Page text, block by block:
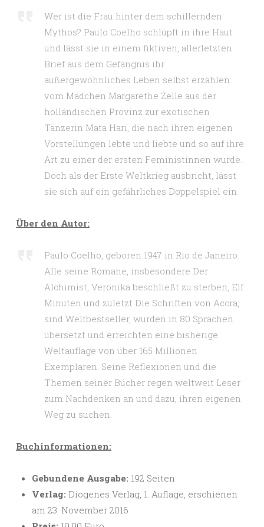
Wer ist die Frau hinter dem schillernden
Mythos? Paulo Coelho schlüpft in ihre Haut
und lässt sie in einem fiktiven, allerletzten
Brief aus dem Gefängnis ihr
außergewöhnliches Leben selbst erzählen:
vom Mädchen Margarethe Zelle aus der
holländischen Provinz zur exotischen
Tänzerin Mata Hari, die nach ihren eigenen
Vorstellungen lebte und liebte und so auf ihre
Art zu einer der ersten Feministinnen wurde.
Doch als der Erste Weltkrieg ausbricht, lässt
sie sich auf ein gefährliches Doppelspiel ein.
Über den Autor:
Paulo Coelho, geboren 1947 in Rio de Janeiro.
Alle seine Romane, insbesondere Der
Alchimist, Veronika beschließt zu sterben, Elf
Minuten und zuletzt Die Schriften von Accra,
sind Weltbestseller, wurden in 80 Sprachen
übersetzt und erreichten eine bisherige
Weltauflage von über 165 Millionen
Exemplaren. Seine Reflexionen und die
Themen seiner Bücher regen weltweit Leser
zum Nachdenken an und dazu, ihren eigenen
Weg zu suchen.
Buchinformationen:
Gebundene Ausgabe: 192 Seiten
Verlag: Diogenes Verlag, 1. Auflage, erschienen
am 23. November 2016